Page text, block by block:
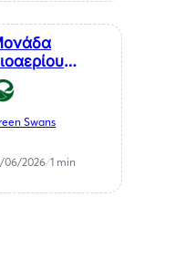
Α.Ε.
Μελιγαλά
Swans
06/2026/1 min